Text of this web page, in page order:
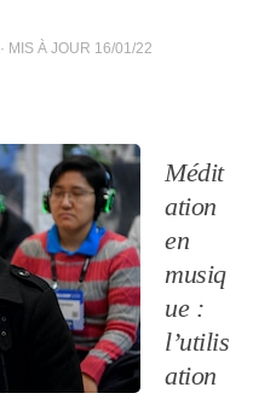
· MIS À JOUR 16/01/22
Médit
ation
en
musiq
ue :
l’utilis
ation